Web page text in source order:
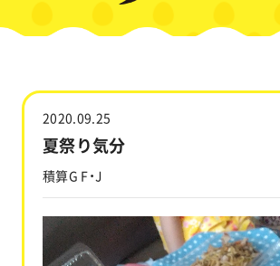
2020.09.25
夏祭り気分
積算G F・J
沿革